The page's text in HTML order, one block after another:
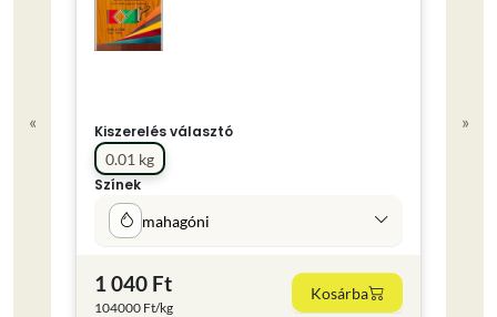
«
Kiszerelés választó
0.01 kg
Színek
mahagóni
1 040 Ft
104000 Ft/kg
Kosárba
»